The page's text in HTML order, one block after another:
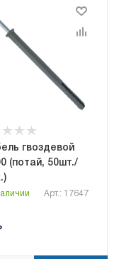
гвоздевой
(потай, 50шт./
Арт.: 17647